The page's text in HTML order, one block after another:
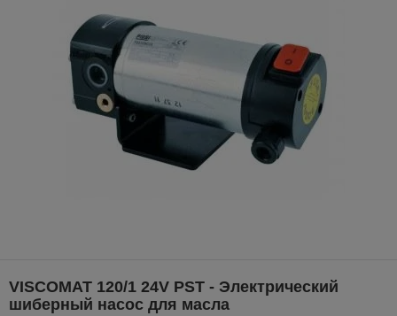
VISCOMAT 120/1 24V PST - Электрический
шиберный насос для масла